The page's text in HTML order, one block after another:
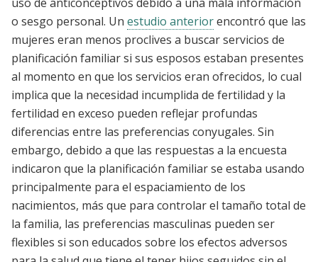
o sesgo personal. Un estudio anteriorencontró que las
mujeres eran menos proclives a buscar servicios de
planificación familiar si sus esposos estaban presentes
al momento en que los servicios eran ofrecidos, lo cual
implica que la necesidad incumplida de fertilidad y la
fertilidad en exceso pueden reflejar profundas
diferencias entre las preferencias conyugales. Sin
embargo, debido a que las respuestas a la encuesta
indicaron que la planificación familiar se estaba usando
principalmente para el espaciamiento de los
nacimientos, más que para controlar el tamaño total de
la familia, las preferencias masculinas pueden ser
flexibles si son educados sobre los efectos adversos